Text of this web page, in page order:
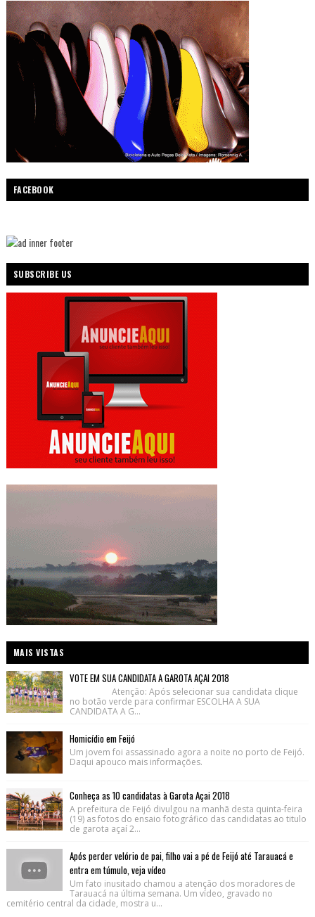
FACEBOOK
SUBSCRIBE US
MAIS VISTAS
VOTE EM SUA CANDIDATA A GAROTA AÇAI 2018
Atenção: Após selecionar sua candidata clique
no botão verde para confirmar ESCOLHA A SUA
CANDIDATA A G...
Homicídio em Feijó
Um jovem foi assassinado agora a noite no porto de Feijó.
Daqui apouco mais informações.
Conheça as 10 candidatas à Garota Açai 2018
A prefeitura de Feijó divulgou na manhã desta quinta-feira
(19) as fotos do ensaio fotográfico das candidatas ao titulo
de garota açaí 2...
Após perder velório de pai, filho vai a pé de Feijó até Tarauacá e
entra em túmulo, veja vídeo
Um fato inusitado chamou a atenção dos moradores de
Tarauacá na última semana. Um vídeo, gravado no
cemitério central da cidade, mostra u...